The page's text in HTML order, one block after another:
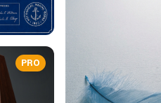
PRO